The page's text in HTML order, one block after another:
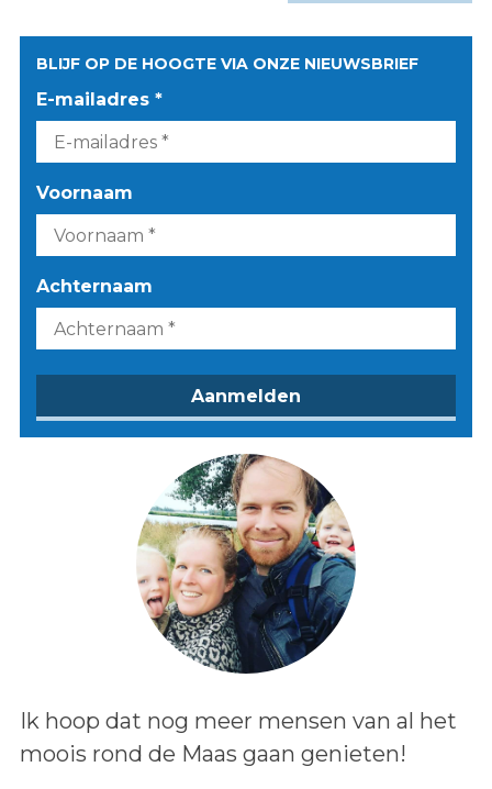
BLIJF OP DE HOOGTE VIA ONZE NIEUWSBRIEF
E-mailadres *
Voornaam
Achternaam
Lees het bericht:
Ik hoop dat nog meer mensen van al het
moois rond de Maas gaan genieten!